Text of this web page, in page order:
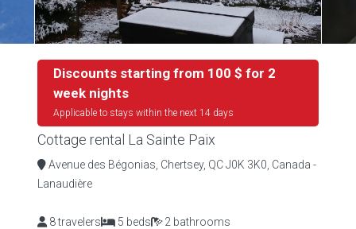
Discounts starting from 100 $ for 2
week nights
Applicable to stays within the next 14 days
Cottage rental La Sainte Paix
Avenue des Bégonias, Chertsey, QC J0K 3K0, Canada -
Lanaudière
8 travelers 5 beds 2 bathrooms